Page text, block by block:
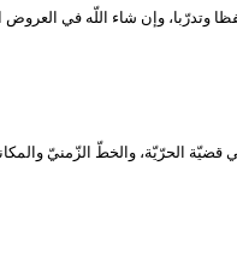
فدوى”؟ أحسستُ أنّ ما قدّمته من أداء اليوم، لم يكن كامل مجهودي.
الحرّيّة، والخطّ الزّمنيّ